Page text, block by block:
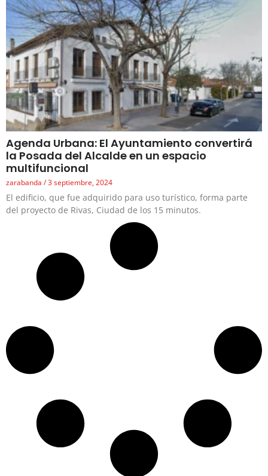
Agenda Urbana: El Ayuntamiento convertirá
la Posada del Alcalde en un espacio
multifuncional
zarabanda 3 septiembre, 2024
El edificio, que fue adquirido para uso turístico, forma parte
del proyecto de Rivas, Ciudad de los 15 minutos.